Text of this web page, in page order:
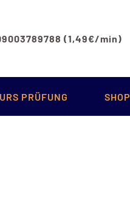
(1,49€/min)
PRÜFUNG SHOP